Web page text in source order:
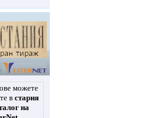
можете
встария
на